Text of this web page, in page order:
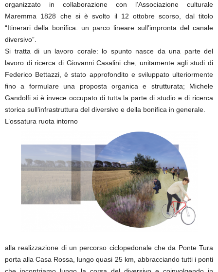
organizzato in collaborazione con l’Associazione culturale
Maremma 1828 che si è svolto il 12 ottobre scorso, dal titolo
“Itinerari della bonifica: un parco lineare sull’impronta del canale
diversivo”.
Si tratta di un lavoro corale: lo spunto nasce da una parte del
lavoro di ricerca di Giovanni Casalini che, unitamente agli studi di
Federico Bettazzi, è stato approfondito e sviluppato ulteriormente
fino a formulare una proposta organica e strutturata; Michele
Gandolfi si è invece occupato di tutta la parte di studio e di ricerca
storica sull’infrastruttura del diversivo e della bonifica in generale.
L’ossatura ruota intorno
alla realizzazione di un percorso ciclopedonale che da Ponte Tura
porta alla Casa Rossa, lungo quasi 25 km, abbracciando tutti i ponti